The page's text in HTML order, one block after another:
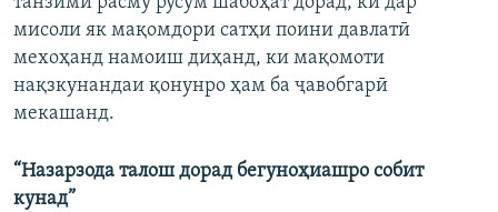
мисоли як мақомдори сатҳи поини давлатӣ
мехоҳанд намоиш диҳанд, ки мақомоти
нақзкунандаи қонунро ҳам ба ҷавобгарӣ
мекашанд.
“Назарзода талош дорад бегуноҳиашро собит
кунад”